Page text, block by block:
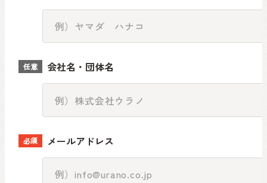
任意 会社名・団体名
必須 メールアドレス